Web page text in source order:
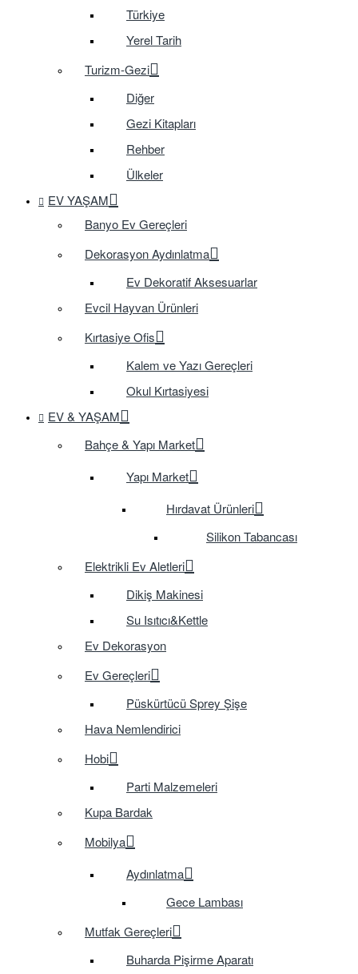
Türkiye
Yerel Tarih
Turizm-Gezi
Diğer
Gezi Kitapları
Rehber
Ülkeler
EV YAŞAM
Banyo Ev Gereçleri
Dekorasyon Aydınlatma
Ev Dekoratif Aksesuarlar
Evcil Hayvan Ürünleri
Kırtasiye Ofis
Kalem ve Yazı Gereçleri
Okul Kırtasiyesi
EV & YAŞAM
Bahçe & Yapı Market
Yapı Market
Hırdavat Ürünleri
Silikon Tabancası
Elektrikli Ev Aletleri
Dikiş Makinesi
Su Isıtıcı&Kettle
Ev Dekorasyon
Ev Gereçleri
Püskürtücü Sprey Şişe
Hava Nemlendirici
Hobi
Parti Malzemeleri
Kupa Bardak
Mobilya
Aydınlatma
Gece Lambası
Mutfak Gereçleri
Buharda Pişirme Aparatı